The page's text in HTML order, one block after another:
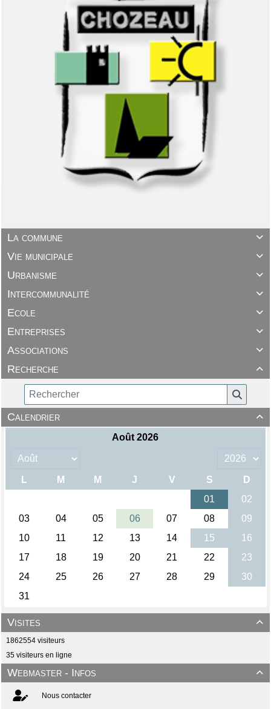

La commune

Vie municipale

Urbanisme

Intercommunalité

Ecole

Entreprises

Associations

Recherche

Calendrier

Visites
1862554 visiteurs
35 visiteurs en ligne

Webmaster - Infos
Nous contacter